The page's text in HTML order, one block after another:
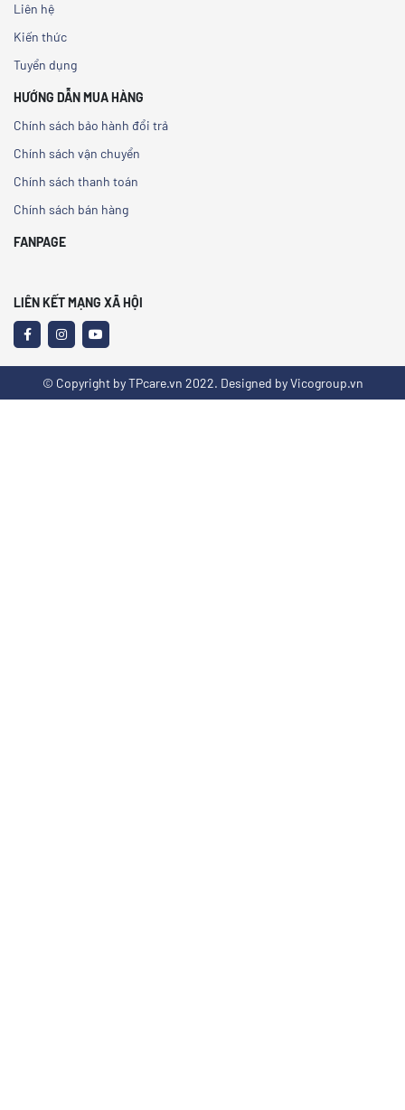
Liên hệ
Kiến thức
Tuyển dụng
HƯỚNG DẪN MUA HÀNG
Chính sách bảo hành đổi trả
Chính sách vận chuyển
Chính sách thanh toán
Chính sách bán hàng
FANPAGE
LIÊN KẾT MẠNG XÃ HỘI
© Copyright by TPcare.vn 2022. Designed by Vicogroup.vn